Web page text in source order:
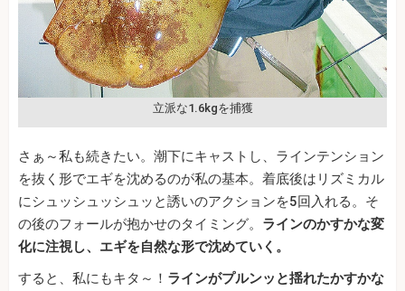
立派な1.6kgを捕獲
さぁ～私も続きたい。潮下にキャストし、ラインテンション
を抜く形でエギを沈めるのが私の基本。着底後はリズミカル
にシュッシュッシュッと誘いのアクションを5回入れる。そ
の後のフォールが抱かせのタイミング。 ラインのかすかな変
化に注視し、エギを自然な形で沈めていく。
すると、私にもキタ～！ ラインがプルンッと揺れたかすかな